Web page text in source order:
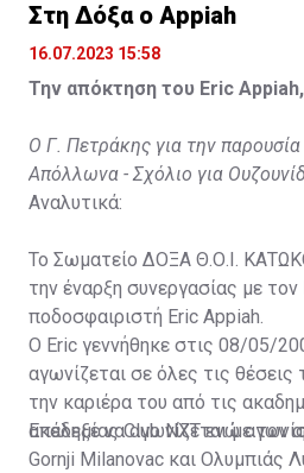
Στη Δόξα ο Appiah
16.07.2023 15:58
Την απόκτηση του Eric
Ο Γ. Πετράκης για την
Απόλλωνα - Σχόλιο για
Αναλυτικά:
Το Σωματείο ΔΟΞΑ Θ.Ο.Ι.
την έναρξη συνεργασίας με τον
ποδοσφαιριστή Eric Appiah.
Ο Eric γεννήθηκε στις 08/05/
αγωνίζεται σε όλες τις θέσεις
την καριέρα του από τις
ακαδημίας Club NXT ενώ
Gornji Milanovac και Ολυμπιάς
Επέλεξε να αγωνίζεται με τον